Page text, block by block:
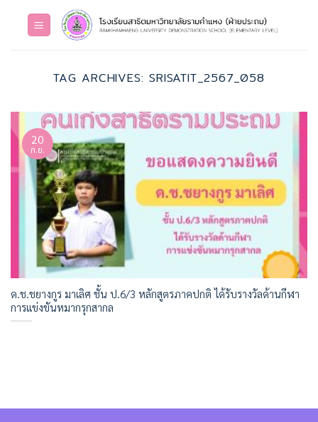
TAG ARCHIVES:SRISATIT_2567_058
ด.ช.ชยางกูร มาเลิศ ชั้น ป.6/3 หลักสูตรภาคปกติ ได้รับรางวัลด้านกีฬา
การแข่งขันหมากรุกสากล
20
ก.ย.